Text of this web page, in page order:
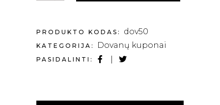
PRODUKTO KODAS: dov50
KATEGORIJA: Dovanų kuponai
PASIDALINTI: